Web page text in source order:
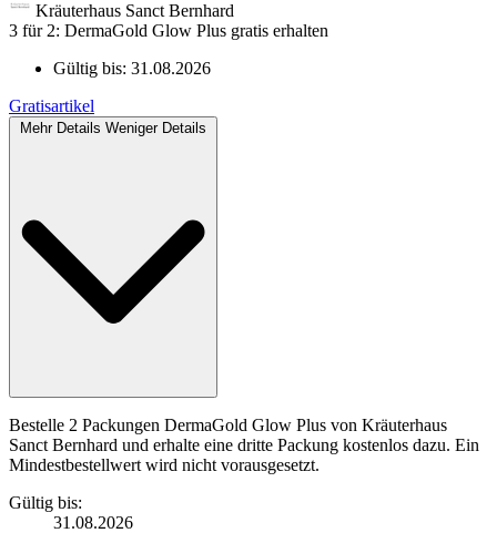
Kräuterhaus Sanct Bernhard
3 für 2: DermaGold Glow Plus gratis erhalten
Gültig bis: 31.08.2026
Gratisartikel
Mehr Details Weniger Details
Bestelle 2 Packungen DermaGold Glow Plus von Kräuterhaus
Sanct Bernhard und erhalte eine dritte Packung kostenlos dazu. Ein
Mindestbestellwert wird nicht vorausgesetzt.
Gültig bis:
31.08.2026